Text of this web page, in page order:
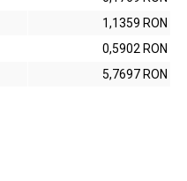
1,1359 RON
0,5902 RON
5,7697 RON